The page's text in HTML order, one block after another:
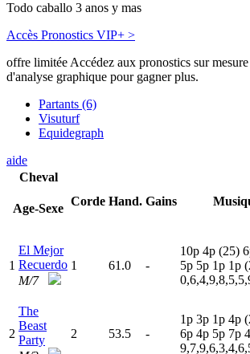
Todo caballo 3 anos y mas
Accès Pronostics VIP+ >
offre limitée Accédez aux pronostics sur
d'analyse graphique pour gagner plus.
Partants (6)
Visuturf
Equidegraph
aide
Cheval
Age-Sexe
Corde Hand. Gains
1
El Mejor
Recuerdo
M/7
1 61.0 -
10p 4p (25) 6
5p 5p 1p 1p
2
The
Beast
Party
2 53.5 -
1p 3p 1p 4p
6p 4p 5p 7p 4